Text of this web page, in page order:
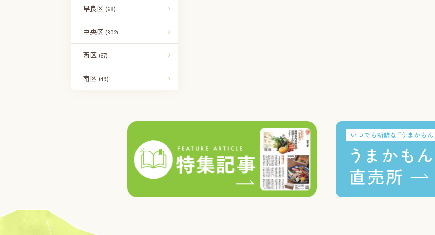
早良区 (68)
中央区 (302)
西区 (67)
南区 (49)